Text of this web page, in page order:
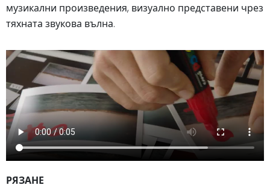
музикални произведения, визуално представени чрез
тяхната звукова вълна.
РЯЗАНЕ